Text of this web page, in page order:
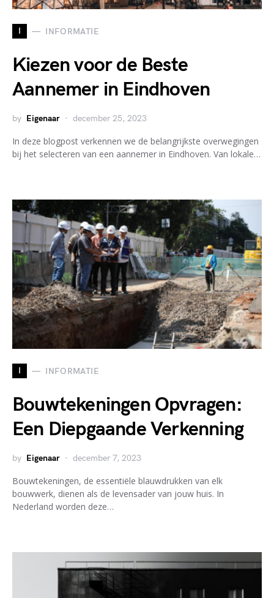
I INFORMATIE
Kiezen voor de Beste
Aannemer in Eindhoven
by Eigenaar december 25, 2023
In deze blogpost verkennen we de belangrijkste overwegingen
bij het selecteren van een aannemer in Eindhoven. Van lokale…
I INFORMATIE
Bouwtekeningen Opvragen:
Een Diepgaande Verkenning
by Eigenaar december 7, 2023
Bouwtekeningen, de essentiële blauwdrukken van elk
bouwwerk, dienen als de levensader van jouw huis. In
Nederland worden deze…